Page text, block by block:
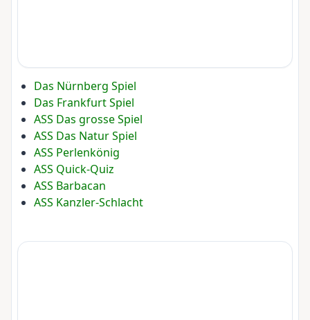
Das Nürnberg Spiel
Das Frankfurt Spiel
ASS Das grosse Spiel
ASS Das Natur Spiel
ASS Perlenkönig
ASS Quick-Quiz
ASS Barbacan
ASS Kanzler-Schlacht